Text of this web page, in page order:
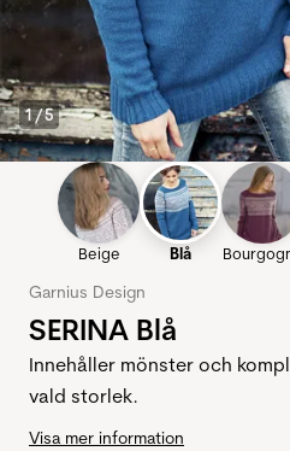
1/5
Beige Blå
Garnius Design
SERINA Blå
Innehåller mönster och
vald storlek.
Visa mer information